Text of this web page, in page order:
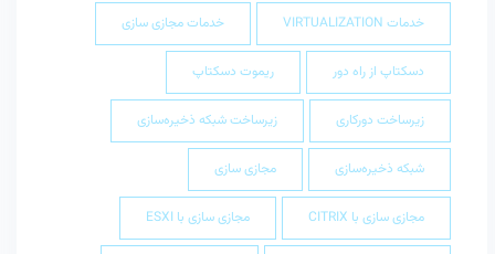
خدمات VIRTUALIZATION خدمات مجازی سازی
دسکتاپ از راه دور ریموت دسکتاپ
زیرساخت دورکاری زیرساخت شبکه ذخیره‌سازی
شبکه ذخیره‌سازی مجازی سازی
مجازی سازی با CITRIX مجازی سازی با ESXI